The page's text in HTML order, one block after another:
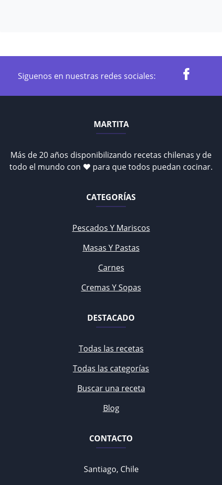
Siguenos en nuestras redes sociales:
MARTITA
Más de 20 años disponibilizando recetas chilenas y de
todo el mundo con ♥ para que todos puedan cocinar.
CATEGORÍAS
Pescados Y Mariscos
Masas Y Pastas
Carnes
Cremas Y Sopas
DESTACADO
Todas las recetas
Todas las categorías
Buscar una receta
Blog
CONTACTO
Santiago, Chile